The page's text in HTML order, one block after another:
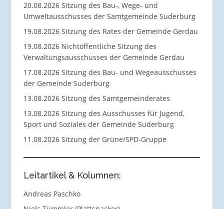
20.08.2026 Sitzung des Bau-, Wege- und
Umweltausschusses der Samtgemeinde Suderburg
19.08.2026 Sitzung des Rates der Gemeinde Gerdau
19.08.2026 Nichtöffentliche Sitzung des
Verwaltungsausschusses der Gemeinde Gerdau
17.08.2026 Sitzung des Bau- und Wegeausschusses
der Gemeinde Suderburg
13.08.2026 Sitzung des Samtgemeinderates
13.08.2026 Sitzung des Ausschusses für Jugend,
Sport und Soziales der Gemeinde Suderburg
11.08.2026 Sitzung der Grüne/SPD-Gruppe
Leitartikel & Kolumnen:
Andreas Paschko